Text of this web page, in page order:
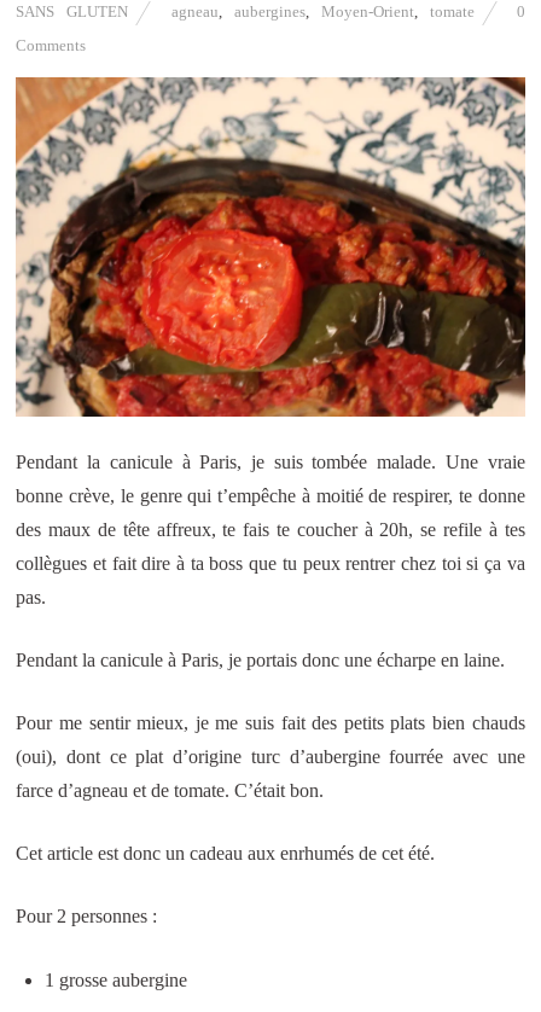
SANS GLUTEN
agneau aubergines, Moyen-Orient tomate
0
Comments
Pendant la canicule à Paris, je suis tombée malade. Une vraie
bonne crève, le genre qui t’empêche à moitié de respirer, te donne
des maux de tête affreux, te fais te coucher à 20h, se refile à tes
collègues et fait dire à ta boss que tu peux rentrer chez toi si ça va
pas.
Pendant la canicule à Paris, je portais donc une écharpe en laine.
Pour me sentir mieux, je me suis fait des petits plats bien chauds
(oui), dont ce plat d’origine turc d’aubergine fourrée avec une
farce d’agneau et de tomate. C’était bon.
Cet article est donc un cadeau aux enrhumés de cet été.
Pour 2 personnes :
1 grosse aubergine